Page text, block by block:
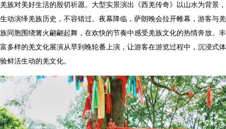
羌族对美好生活的殷切祈愿。大型实景演出《西羌传奇》以山水为背景，
生动演绎羌族历史，不容错过。夜幕降临，萨朗晚会拉开帷幕，游客与羌
族同胞围绕篝火翩翩起舞，在欢快的节奏中感受羌族文化的热情奔放。丰
富多样的羌文化展演从早到晚轮番上演，让游客在游览过程中，沉浸式体
验鲜活生动的羌文化。